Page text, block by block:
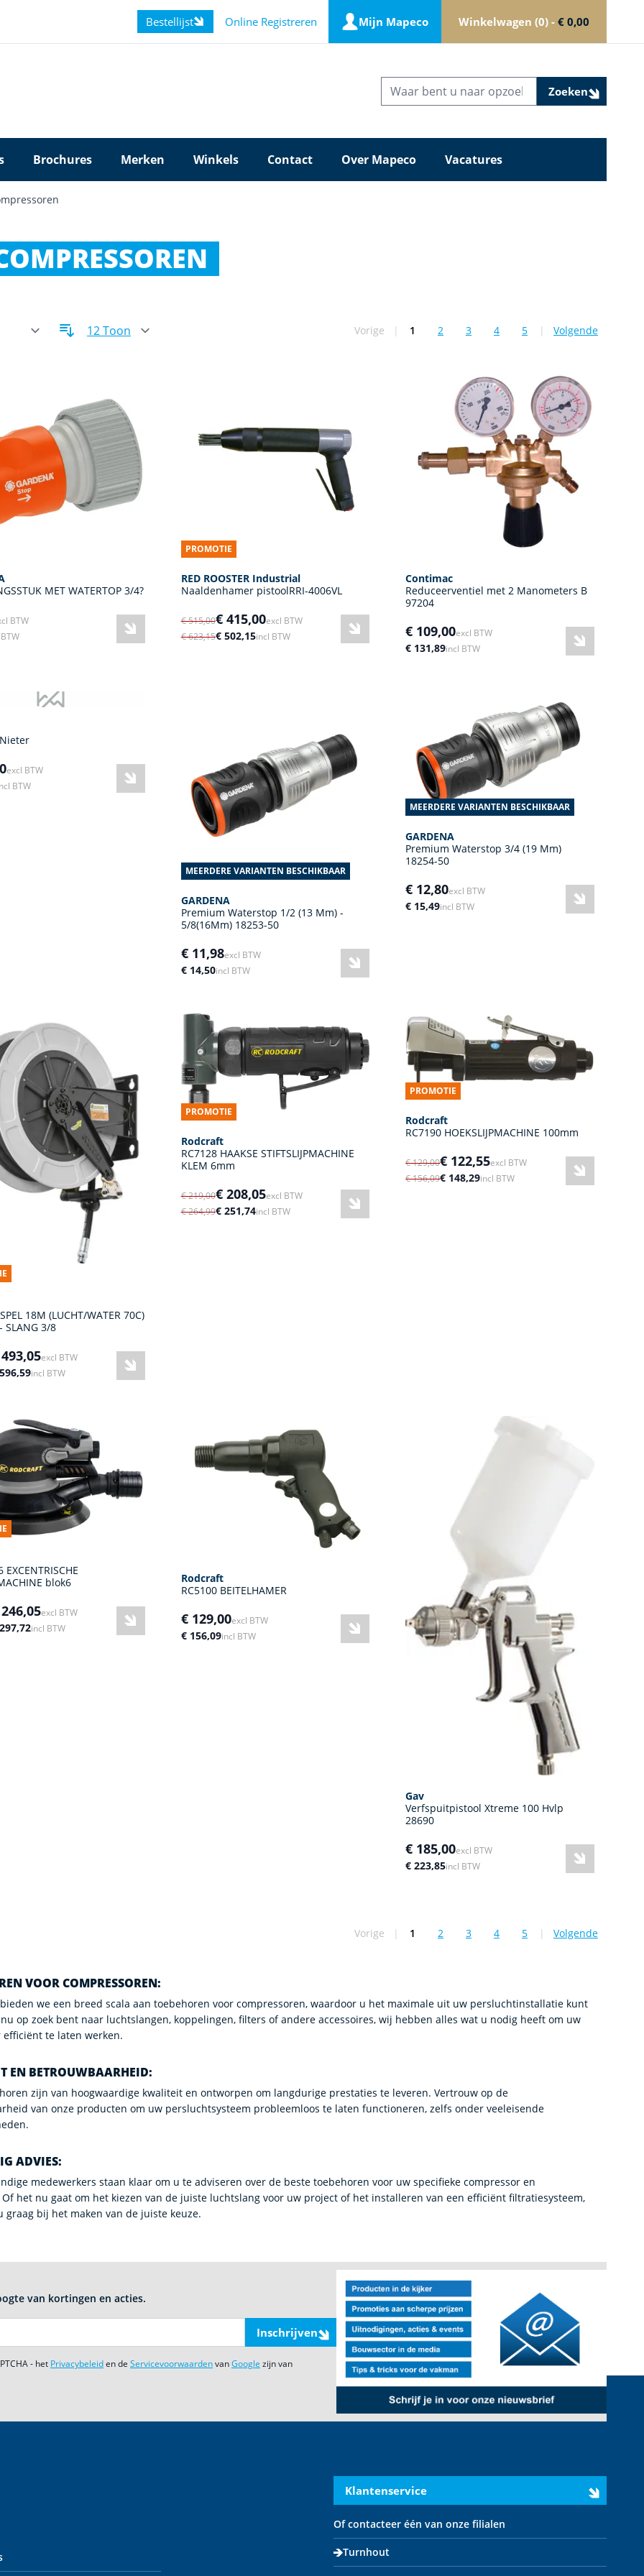
Bestellijst Online Registreren Mijn Mapeco Winkelwagen 0 - € 0,00
Brochures Merken Winkels Contact Over Mapeco Vacatures
Zoeken
Vorige | U lees momenteel pagina
1 Pagina
2 Pagina
3 Pagina
4 Pagina
5 | Volgende
MET WATERTOP 3/4?
BTW
PROMOTIE
RED ROOSTER Industrial
Naaldenhamer pistoolRRI-4006VL
€ 515,00€ 415,00excl BTW
€ 623,15€ 502,15incl BTW
Contimac
Reduceerventiel met 2 Manometers B
97204
€ 109,00excl BTW
€ 131,89incl BTW
excl BTW
BTW
MEERDERE VARIANTEN BESCHIKBAAR
GARDENA
Premium Waterstop 1/2 (13 Mm) -
5/8(16Mm) 18253-50
€ 11,98excl BTW
€ 14,50incl BTW
MEERDERE VARIANTEN BESCHIKBAAR
GARDENA
Premium Waterstop 3/4 (19 Mm)
18254-50
€ 12,80excl BTW
€ 15,49incl BTW
18M (LUCHT/WATER 70C)
SLANG 3/8
excl BTW
incl BTW
PROMOTIE
Rodcraft
RC7128 HAAKSE STIFTSLIJPMACHINE
KLEM 6mm
€ 219,00€ 208,05excl BTW
€ 264,99€ 251,74incl BTW
PROMOTIE
Rodcraft
RC7190 HOEKSLIJPMACHINE 100mm
€ 129,00€ 122,55excl BTW
€ 156,09€ 148,29incl BTW
EXCENTRISCHE
blok6
excl BTW
incl BTW
Rodcraft
RC5100 BEITELHAMER
€ 129,00excl BTW
€ 156,09incl BTW
Gav
Verfspuitpistool Xtreme 100 Hvlp
28690
€ 185,00excl BTW
€ 223,85incl BTW
Vorige | U lees momenteel pagina
1 Pagina
2 Pagina
3 Pagina
4 Pagina
5 | Volgende
VOOR COMPRESSOREN:
we een breed scala aan toebehoren voor compressoren, waardoor u het maximale uit uw persluchtinstallatie kunt
op zoek bent naar luchtslangen, koppelingen, filters of andere accessoires, wij hebben alles wat u nodig heeft om uw
efficiënt te laten werken.
EN BETROUWBAARHEID:
zijn van hoogwaardige kwaliteit en ontworpen om langdurige prestaties te leveren. Vertrouw op de
van onze producten om uw persluchtsysteem probleemloos te laten functioneren, zelfs onder veeleisende
ADVIES:
medewerkers staan klaar om u te adviseren over de beste toebehoren voor uw specifieke compressor en
het nu gaat om het kiezen van de juiste luchtslang voor uw project of het installeren van een efficiënt filtratiesysteem,
graag bij het maken van de juiste keuze.
van kortingen en acties.
Inschrijven
- het Privacybeleiden de ServicevoorwaardenvanGoogle zijn van
Klantenservice
Of contacteer één van onze filialen
Turnhout